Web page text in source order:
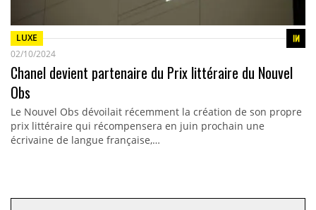
LUXE
02/10/2024
Chanel devient partenaire du Prix littéraire du Nouvel
Obs
Le Nouvel Obs dévoilait récemment la création de son propre
prix littéraire qui récompensera en juin prochain une
écrivaine de langue française,…